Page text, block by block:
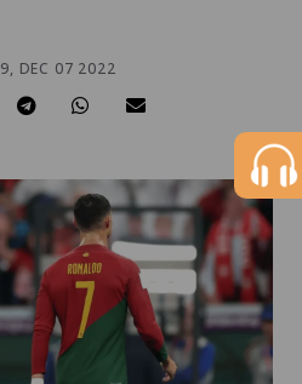
DEC 07 2022